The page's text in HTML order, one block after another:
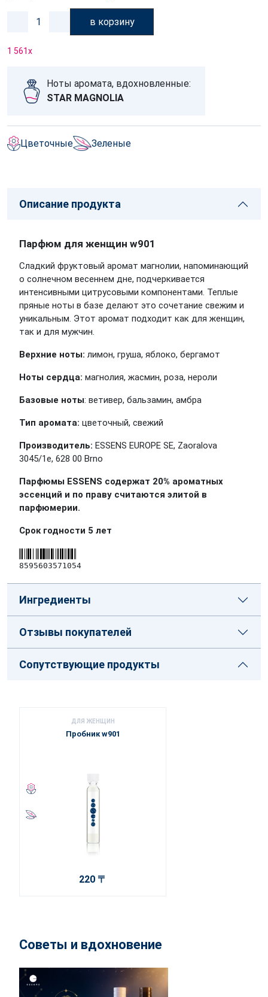
в корзину
1 561x
Ноты аромата, вдохновленные:
STAR MAGNOLIA
Цветочные Зеленые
Описание продукта
Парфюм для женщин w901
Сладкий фруктовый аромат магнолии, напоминающий
о солнечном весеннем дне, подчеркивается
интенсивными цитрусовыми компонентами. Теплые
пряные ноты в базе делают это сочетание свежим и
уникальным. Этот аромат подходит как для женщин,
так и для мужчин.
Верхние ноты: лимон, груша, яблоко, бергамот
Ноты сердца: магнолия, жасмин, роза, нероли
Базовые ноты: ветивер, бальзамин, амбра
Тип аромата: цветочный, свежий
Производитель: ESSENS EUROPE SE, Zaoralova
3045/1e, 628 00 Brno
Парфюмы ESSENS содержат 20% ароматных
эссенций и по праву считаются элитой в
парфюмерии.
Срок годности 5 лет
8595603571054
Ингредиенты
Отзывы покупателей
Сопутствующие продукты
ДЛЯ ЖЕНЩИН
Пробник w901
220 〒
Советы и вдохновение